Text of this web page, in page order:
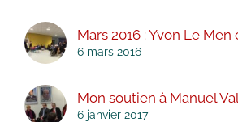
Mars 2016 : Yvon Le
6 mars 2016
Mon soutien à Manuel
6 janvier 2017